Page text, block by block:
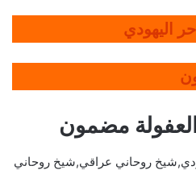
اليهودي
مضمون
روحاني عراقي,شيخ روحاني